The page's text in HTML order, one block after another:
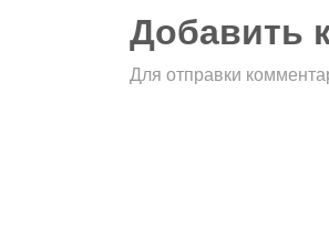
Добавить
Для отправки